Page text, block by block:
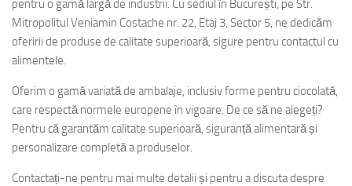
pentru o gamă largă de industrii. Cu sediul în București, pe Str.
Mitropolitul Veniamin Costache nr. 22, Etaj 3, Sector 5, ne dedicăm
oferirii de produse de calitate superioară, sigure pentru contactul cu
alimentele.
Oferim o gamă variată de ambalaje, inclusiv forme pentru ciocolată,
care respectă normele europene în vigoare. De ce să ne alegeți?
Pentru că garantăm calitate superioară, siguranță alimentară și
personalizare completă a produselor.
Contactați-ne pentru mai multe detalii și pentru a discuta despre